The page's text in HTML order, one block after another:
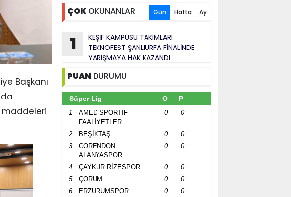
Başkanı
maddeleri
ÇOK OKUNANLAR Gün Hafta Ay
1
KEŞİF KAMPÜSÜ TAKIMLARI
TEKNOFEST ŞANLIURFA FİNALİNDE
YARIŞMAYA HAK KAZANDI
PUAN DURUMU
Süper Lig O P
1
AMED SPORTİF
FAALİYETLER
0 0
2 BEŞİKTAŞ 0
0
3
CORENDON
ALANYASPOR
0 0
4 ÇAYKUR RİZESPOR 0
0
5
ÇORUM 0
0
6
ERZURUMSPOR 0
0